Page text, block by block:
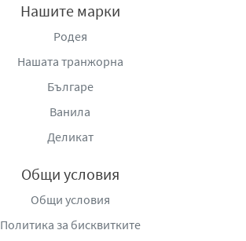
Нашите марки
Родея
Нашата транжорна
Българе
Ванила
Деликат
Общи условия
Общи условия
Политика за бисквитките